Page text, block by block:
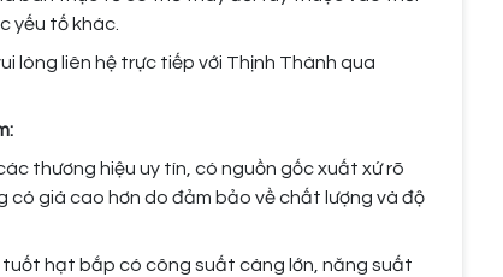
yếu tố khác.
lòng liên hệ trực tiếp với Thịnh Thành qua
thương hiệu uy tín, có nguồn gốc xuất xứ rõ
giá cao hơn do đảm bảo về chất lượng và độ
tuốt hạt bắp có công suất càng lớn, năng suất